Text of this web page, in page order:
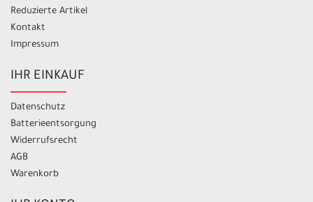
Reduzierte Artikel
Kontakt
Impressum
IHR EINKAUF
Datenschutz
Batterieentsorgung
Widerrufsrecht
AGB
Warenkorb